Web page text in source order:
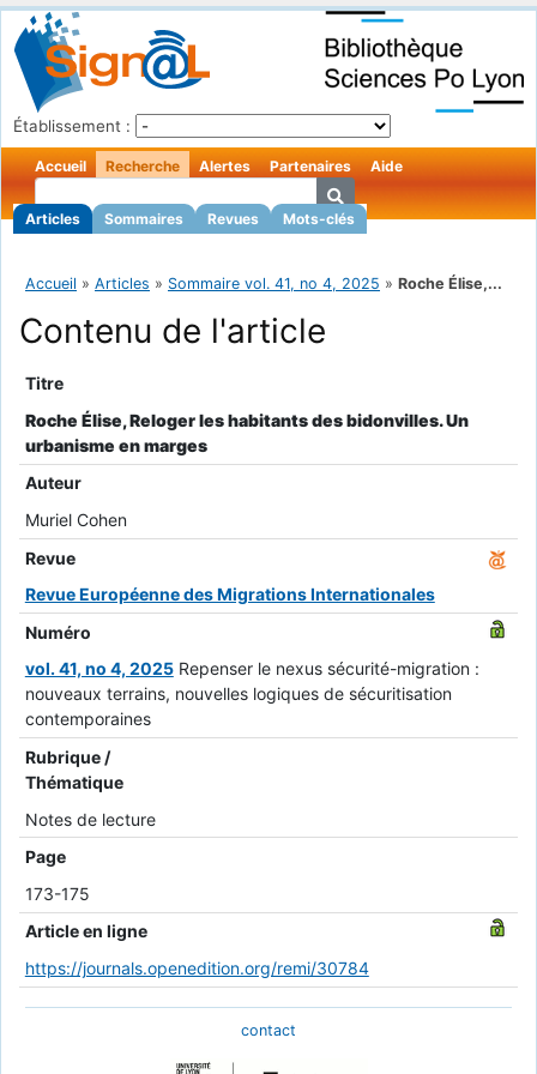
Établissement :
Accueil Recherche
Articles Sommaires Revues Mots-clés
Alertes Partenaires Aide
Accueil » Articles » Sommaire vol. 41, no 4, 2025 » Roche Élise,...
Contenu de l'article
Titre
Roche Élise, Reloger les habitants des bidonvilles. Un
urbanisme en marges
Auteur
Muriel Cohen
Revue
Revue Européenne des Migrations Internationales
Numéro
vol. 41, no 4, 2025 Repenser le nexus sécurité-migration :
nouveaux terrains, nouvelles logiques de sécuritisation
contemporaines
Rubrique /
Thématique
Notes de lecture
Page
173-175
Article en ligne
https://journals.openedition.org/remi/30784
contact